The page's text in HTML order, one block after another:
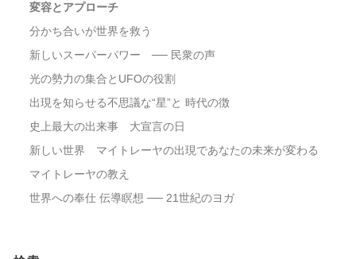
変容とアプローチ
分かち合いが世界を救う
新しいスーパーパワー ── 民衆の声
光の勢力の集合とUFOの役割
出現を知らせる不思議な“星”と 時代の徴
史上最大の出来事 大宣言の日
新しい世界 マイトレーヤの出現であなたの未来が変わる
マイトレーヤの教え
世界への奉仕 伝導瞑想 ── 21世紀のヨガ